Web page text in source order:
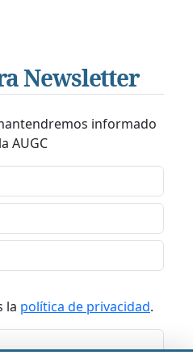
Newsletter
informado
AUGC
la política de privacidad.